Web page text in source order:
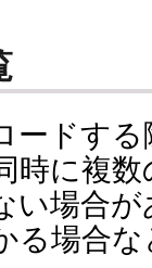
ドする
時に複
い場合
る場合